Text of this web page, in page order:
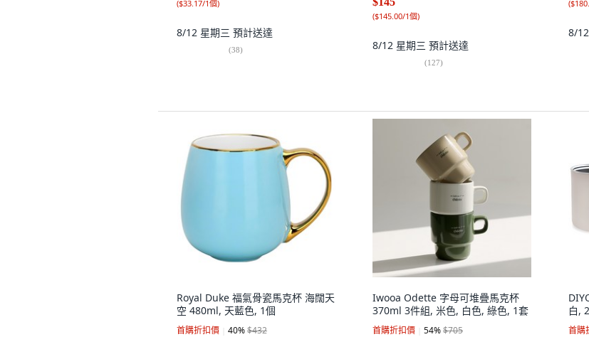
($33.17/1個)
8/12 星期三 預計送達
(38)
($145.00/1個)
8/12 星期三 預計送達
(127)
(
8/
Royal Duke 福氣骨瓷馬克杯 海闊天
空 480ml, 天藍色, 1個
首購折扣價 40%$432
Iwooa Odette 字母可堆疊馬克杯
370ml 3件組, 米色, 白色, 綠色, 1套
首購折扣價 54%$705
白,
首購